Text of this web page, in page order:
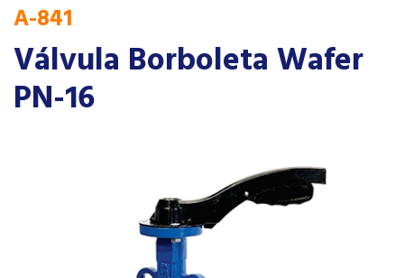
A-841
Válvula Borboleta Wafer
PN-16